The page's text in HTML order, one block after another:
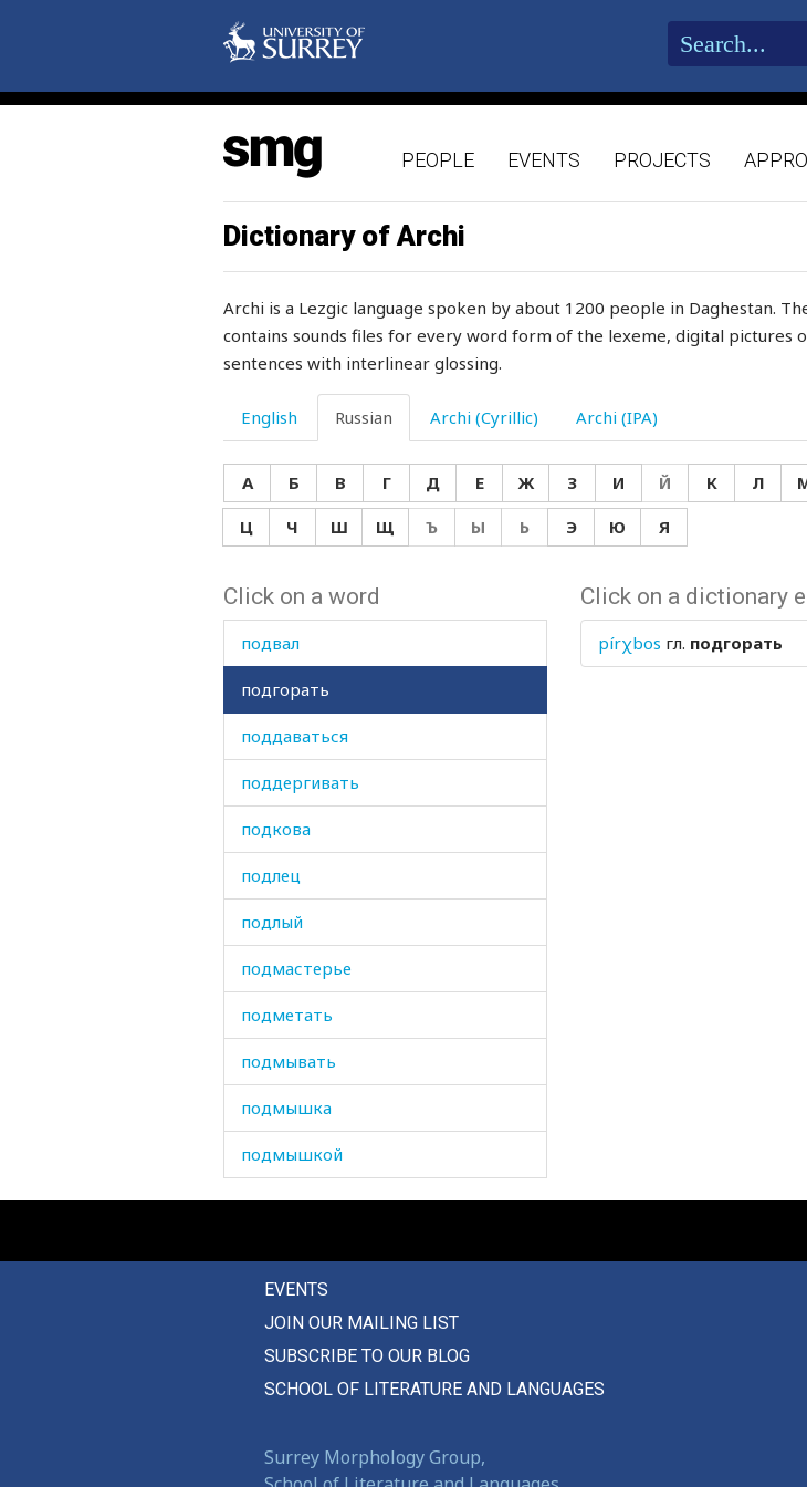
PEOPLE EVENTS PROJECTS
Dictionary of Archi
Archi is a Lezgic language spoken by about 1200 people in Daghestan.
contains sounds files for every word form of the lexeme, digital pictures
sentences with interlinear glossing.
English Russian Archi (Cyrillic) Archi (IPA)
А Б В Г Д Е Ж З И Й К Л
Ц
Ч Ш Щ Ъ Ы Ь Э Ю Я
Click on a word
повреждение
погода
погоди
погонять
погремушка
под
подавленный
подавлять
подаяние
подбадривать
подбородок
подвал
подгорать
поддаваться
поддергивать
подкова
подлец
подлый
подмастерье
подметать
подмывать
подмышка
подмышкой
поднимать
подножка
подобный
подозревать
Click on a dictionary
pírχbos гл. подгорать
EVENTS
JOIN OUR MAILING LIST
SUBSCRIBE TO OUR BLOG
SCHOOL OF LITERATURE AND LANGUAGES
Surrey Morphology Group,